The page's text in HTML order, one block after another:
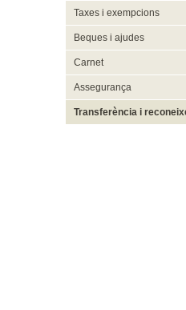
Taxes i exempcions
Beques i ajudes
Carnet
Assegurança
Transferència i